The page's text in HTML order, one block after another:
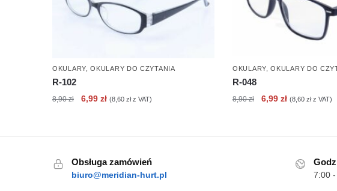
OKULARY,OKULARY DO CZYTANIA
R-102
8,90zł
Pierwotna
6,99złAktualna
(8,60złz VAT)
OKULARY,OKULARY DO
R-048
8,90zł
Pierwotna
6,99 złAktualna
(8,60 złz VAT)
Obsługa zamówień
biuro@meridian-hurt.pl 7:00